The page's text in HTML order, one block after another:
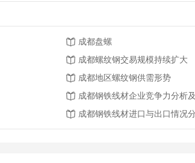
四川螺纹钢
成都盘螺
成都螺纹钢交易规模持续扩大
成都地区螺纹钢供需形势
成都钢铁线材企业竞争力分析
成都钢铁线材进口与出口情况